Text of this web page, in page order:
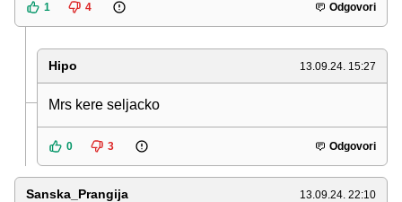
1 4 Odgovori
Hipo 13.09.24. 15:27
Mrs kere seljacko
0 3 Odgovori
Sanska_Prangija 13.09.24. 22:10